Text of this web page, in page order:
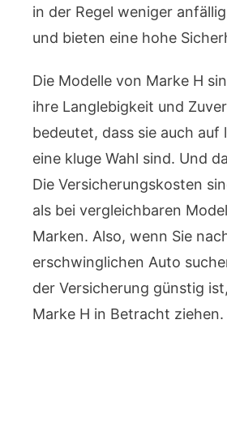
in der Regel weniger
und bieten eine hohe
Die Modelle von Marke H
ihre Langlebigkeit und
bedeutet, dass sie auch auf
eine kluge Wahl sind. Und
Die Versicherungskosten
als bei vergleichbaren
Marken. Also, wenn Sie
erschwinglichen Auto
der Versicherung günstig
Marke H in Betracht ziehen.